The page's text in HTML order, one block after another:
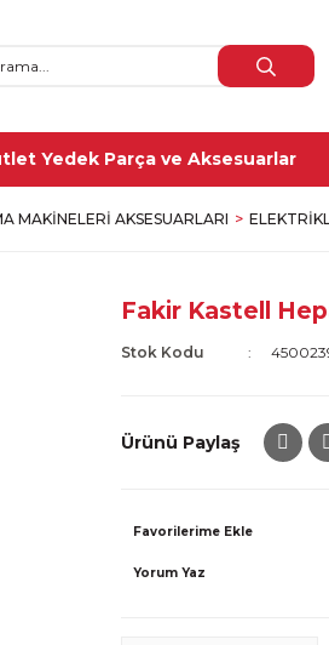
Yedek Parça ve Aksesuarlar
MAKINELERI AKSESUARLARI
Fakir Kastell
Stok Kodu
Ürünü Paylaş
Yorum Yaz